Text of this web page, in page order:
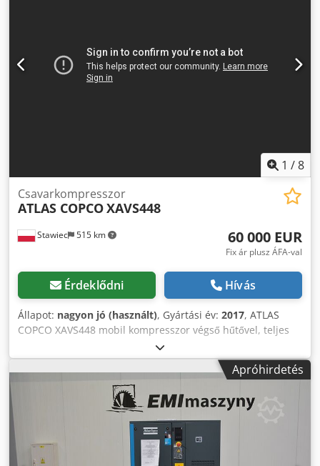
1 /8
Stawiec 515 km
Csavarkompresszor
ATLAS COPCOXAVS448
60 000 EUR
Fix ár plusz ÁFA-val
Érdeklődni Hívás
Állapot: nagyon jó (használt), Gyártási év: 2017, ATLAS
COPCO XAVS448 mobil kompresszor végső hűtővel, teljes
szerviz után. Műszaki adatok: Codsy Iyyyspfx Anzjha
Teljesítmény: 25 m³/perc; Üzemi nyomás: 14 bar; Gyártási
év: 2017; Motor: SCANIA 232 kW; Üzemóra: 2632 óra; A
kompresszor teljesen működőképes, azonnal munkára
fogható, garanciával. Nettó ár: 255 000 PLN Bruttó ár: 313
650 PLN A gép kifogástalan állapotban lett importálva. Az
alábbi linkeken videók megtekinthetők.
Apróhirdetés